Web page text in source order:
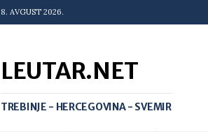
8. AVGUST 2026.
LEUTAR.NET
TREBINJE - HERCEGOVINA - SVEMIR